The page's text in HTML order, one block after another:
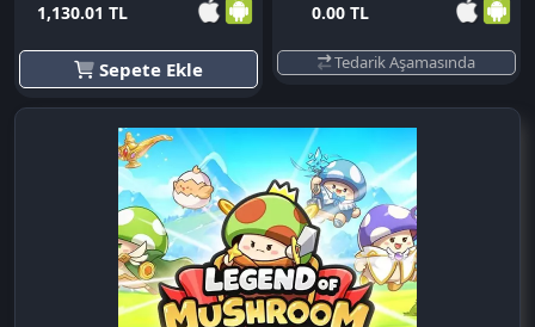
1,130.01 TL
Sepete Ekle
0.00 TL
Tedarik Aşamasında